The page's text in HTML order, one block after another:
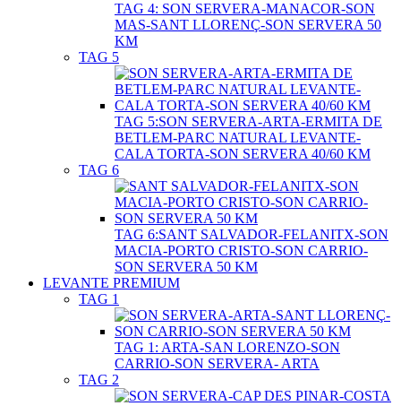
TAG 4: SON SERVERA-MANACOR-SON
MAS-SANT LLORENÇ-SON SERVERA 50
KM
TAG 5
TAG 5:SON SERVERA-ARTA-ERMITA DE
BETLEM-PARC NATURAL LEVANTE-
CALA TORTA-SON SERVERA 40/60 KM
TAG 6
TAG 6:SANT SALVADOR-FELANITX-SON
MACIA-PORTO CRISTO-SON CARRIO-
SON SERVERA 50 KM
LEVANTE PREMIUM
TAG 1
TAG 1: ARTA-SAN LORENZO-SON
CARRIO-SON SERVERA- ARTA
TAG 2